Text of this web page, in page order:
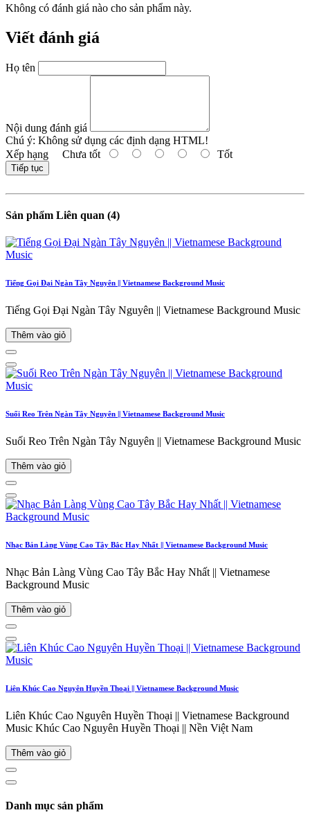
Không có đánh giá nào cho sản phẩm này.
Viết đánh giá
Họ tên
Nội dung đánh giá
Chú ý: Không sử dụng các định dạng HTML!
Xếp hạng Chưa tốt Tốt
Tiếp tục
Sản phẩm Liên quan (4)
Tiếng Gọi Đại Ngàn Tây Nguyên || Vietnamese Background Music
Tiếng Gọi Đại Ngàn Tây Nguyên || Vietnamese Background Music
Thêm vào giỏ
Suối Reo Trên Ngàn Tây Nguyên || Vietnamese Background Music
Suối Reo Trên Ngàn Tây Nguyên || Vietnamese Background Music
Thêm vào giỏ
Nhạc Bản Làng Vùng Cao Tây Bắc Hay Nhất || Vietnamese Background Music
Nhạc Bản Làng Vùng Cao Tây Bắc Hay Nhất || Vietnamese
Background Music
Thêm vào giỏ
Liên Khúc Cao Nguyên Huyền Thoại || Vietnamese Background Music
Liên Khúc Cao Nguyên Huyền Thoại || Vietnamese Background
Music Khúc Cao Nguyên Huyền Thoại || Nền Việt Nam
Thêm vào giỏ
Danh mục sản phẩm